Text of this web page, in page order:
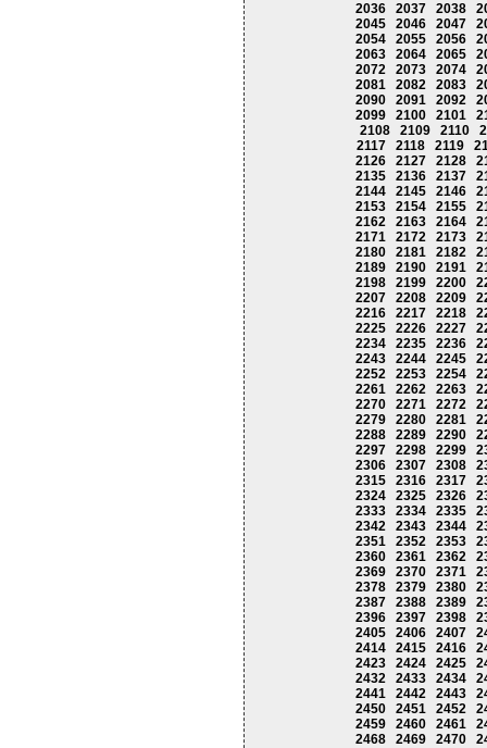
2036
2037 2038
2045
2046 2047
2054
2055 2056
2063
2064 2065
2072
2073 2074
2081
2082 2083
2090
2091 2092
2099
2100 2101
2108
2109 2110
2117
2118 2119
2126
2127 2128
2135
2136 2137
2144
2145 2146
2153
2154 2155
2162
2163 2164
2171
2172 2173
2180
2181 2182
2189
2190 2191
2198
2199 2200
2207
2208 2209
2216
2217 2218
2225
2226 2227
2234
2235 2236
2243
2244 2245
2252
2253 2254
2261
2262 2263
2270
2271 2272
2279
2280 2281
2288
2289 2290
2297
2298 2299
2306
2307 2308
2315
2316 2317
2324
2325 2326
2333
2334 2335
2342
2343 2344
2351
2352 2353
2360
2361 2362
2369
2370 2371
2378
2379 2380
2387
2388 2389
2396
2397 2398
2405
2406 2407
2414
2415 2416
2423
2424 2425
2432
2433 2434
2441
2442 2443
2450
2451 2452
2459
2460 2461
2468
2469 2470